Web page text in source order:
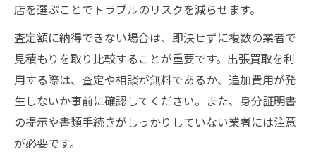
店を選ぶことでトラブルのリスクを減らせます。
査定額に納得できない場合は、即決せずに複数の業者で
見積もりを取り比較することが重要です。出張買取を利
用する際は、査定や相談が無料であるか、追加費用が発
生しないか事前に確認してください。また、身分証明書
の提示や書類手続きがしっかりしていない業者には注意
が必要です。